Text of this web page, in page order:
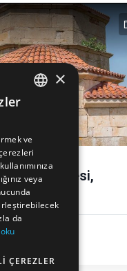
Baba Tekkesi,
FRENCH
BULGARIAN
GERMAN
×
ve
veya
da
ÇEREZLER